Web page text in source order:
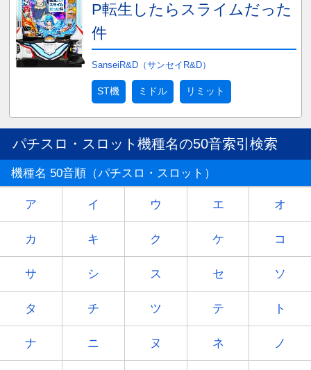
P転生したらスライムだった
件
SanseiR&D（サンセイR&D）
ST機 ミドル リミット
パチスロ・スロット機種名の50音索引検索
機種名 50音順（パチスロ・スロット）
ア イ ウ エ オ
カ キ ク ケ コ
サ シ ス セ ソ
タ チ ツ テ ト
ナ ニ ヌ ネ ノ